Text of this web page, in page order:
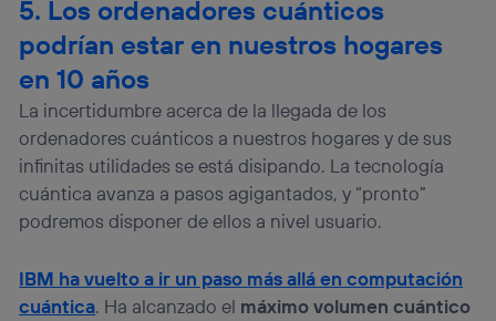
5. Los ordenadores cuánticos
podrían estar en nuestros hogares
en 10 años
La incertidumbre acerca de la llegada de los
ordenadores cuánticos a nuestros hogares y de sus
infinitas utilidades se está disipando. La tecnología
cuántica avanza a pasos agigantados, y “pronto”
podremos disponer de ellos a nivel usuario.
IBM ha vuelto a ir un paso más allá en computación
cuántica. Ha alcanzado el máximo volumen cuántico